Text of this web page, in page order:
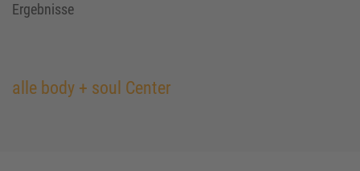
Ergebnisse
alle body + soul Center